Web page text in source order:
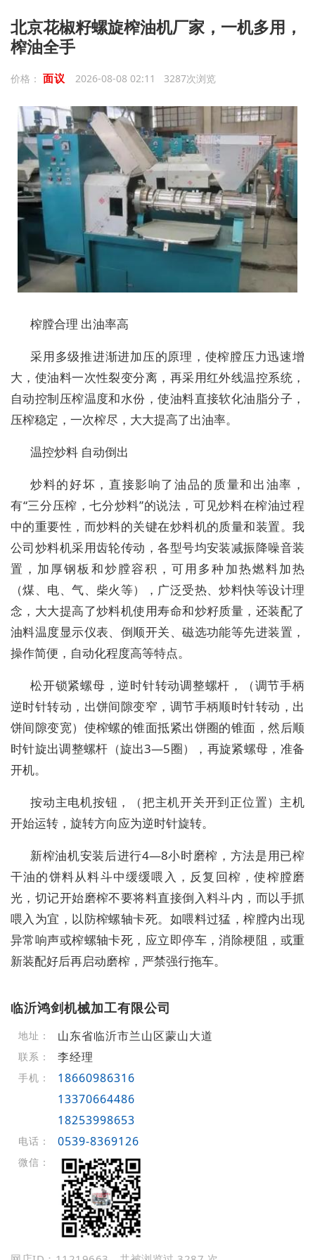
北京花椒籽螺旋榨油机厂家，一机多用，
榨油全手
价格： 面议 2026-08-08 02:11 3287次浏览
榨膛合理 出油率高
采用多级推进渐进加压的原理，使榨膛压力迅速增
大，使油料一次性裂变分离，再采用红外线温控系统，
自动控制压榨温度和水份，使油料直接软化油脂分子，
压榨稳定，一次榨尽，大大提高了出油率。
温控炒料 自动倒出
炒料的好坏，直接影响了油品的质量和出油率，
有“三分压榨，七分炒料”的说法，可见炒料在榨油过程
中的重要性，而炒料的关键在炒料机的质量和装置。我
公司炒料机采用齿轮传动，各型号均安装减振降噪音装
置，加厚钢板和炒膛容积，可用多种加热燃料加热
（煤、电、气、柴火等），广泛受热、炒料快等设计理
念，大大提高了炒料机使用寿命和炒籽质量，还装配了
油料温度显示仪表、倒顺开关、磁选功能等先进装置，
操作简便，自动化程度高等特点。
松开锁紧螺母，逆时针转动调整螺杆，（调节手柄
逆时针转动，出饼间隙变窄，调节手柄顺时针转动，出
饼间隙变宽）使榨螺的锥面抵紧出饼圈的锥面，然后顺
时针旋出调整螺杆（旋出3—5圈），再旋紧螺母，准备
开机。
按动主电机按钮，（把主机开关开到正位置）主机
开始运转，旋转方向应为逆时针旋转。
新榨油机安装后进行4—8小时磨榨，方法是用已榨
干油的饼料从料斗中缓缓喂入，反复回榨，使榨膛磨
光，切记开始磨榨不要将料直接倒入料斗内，而以手抓
喂入为宜，以防榨螺轴卡死。如喂料过猛，榨膛内出现
异常响声或榨螺轴卡死，应立即停车，消除梗阻，或重
新装配好后再启动磨榨，严禁强行拖车。
临沂鸿剑机械加工有限公司
地址： 山东省临沂市兰山区蒙山大道
联系： 李经理
手机：
18660986316
13370664486
18253998653
电话： 0539-8369126
微信：